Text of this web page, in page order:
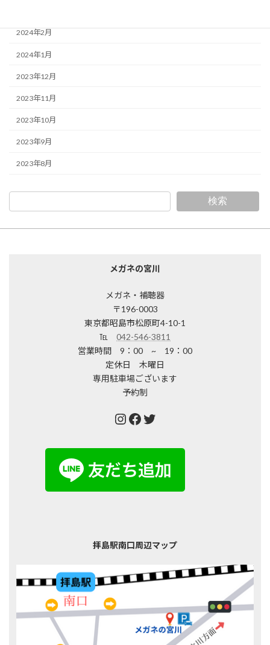
2024年2月
2024年1月
2023年12月
2023年11月
2023年10月
2023年9月
2023年8月
検索
メガネの宮川
メガネ・補聴器
〒196-0003
東京都昭島市松原町4-10-1
℡ 042-546-3811
営業時間 9：00 ~ 19：00
定休日 木曜日
専用駐車場ございます
予約制
Instagram
Facebook
Twitter
拝島駅南口周辺マップ